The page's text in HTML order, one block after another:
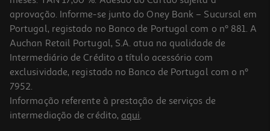
Faca Descascar Actuel 8cm Cores Sortidas
aprovação. Informe-se junto do Oney Bank – Sucursal em
Portugal, registado no Banco de Portugal com o nº 881. A
Auchan Retail Portugal, S.A. atua na qualidade de
Intermediário de Crédito a título acessório com
exclusividade, registado no Banco de Portugal com o nº
7952.
Informação referente à prestação de serviços de
intermediação de crédito, aqui.